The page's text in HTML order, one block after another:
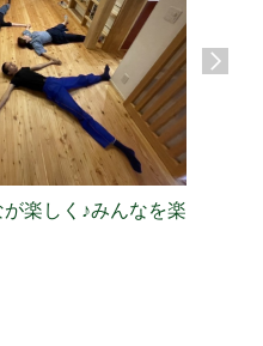
楽しく♪みんなを楽